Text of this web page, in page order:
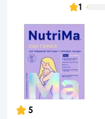
1
5